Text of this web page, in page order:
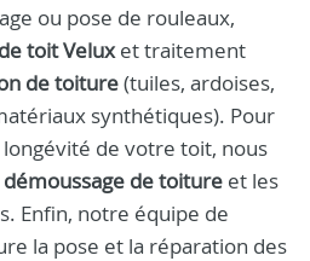
ou pose de rouleaux,
toit Veluxet traitement
de toiture(tuiles, ardoises,
synthétiques). Pour
longévité de votre toit, nous
démoussage de toiture et les
Enfin, notre équipe de
la pose et la réparation des